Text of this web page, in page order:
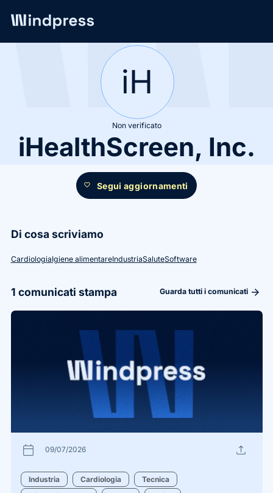
Network/Società
iH
Non verificato
iHealthScreen, Inc.
favorite Segui aggiornamenti
Di cosa scriviamo
CardiologiaIgiene alimentareIndustriaSaluteSoftware
1 comunicati stampa Guarda tutti i comunicati arrow_forward
calendar_today 09/07/2026 upload
Industria Cardiologia
Tecnica